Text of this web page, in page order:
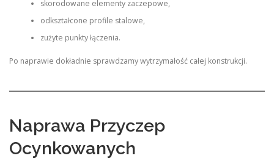
skorodowane elementy zaczepowe,
odkształcone profile stalowe,
zużyte punkty łączenia.
Po naprawie dokładnie sprawdzamy wytrzymałość całej konstrukcji.
Naprawa Przyczep
Ocynkowanych